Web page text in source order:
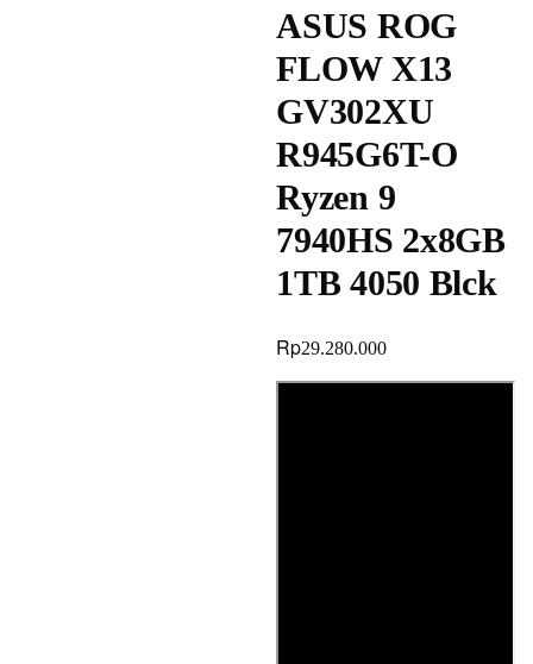
ASUS ROG
FLOW X13
GV302XU
R945G6T-O
Ryzen 9
7940HS 2x8GB
1TB 4050 Blck
Rp29.280.000